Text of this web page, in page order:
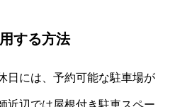
する方法
日には、予約可能な駐車場が